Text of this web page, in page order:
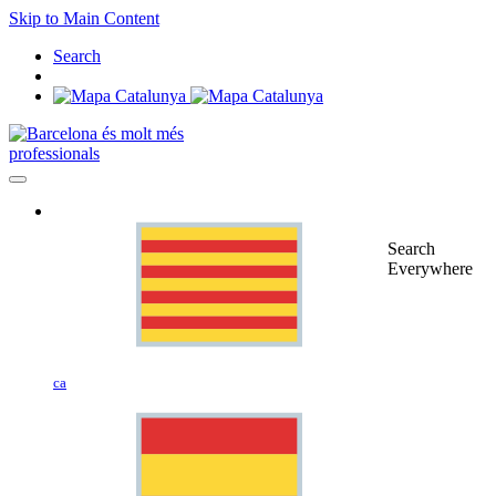
Skip to Main Content
Search
professionals
ca
Search
Everywhere